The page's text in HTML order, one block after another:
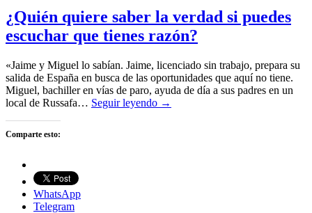
¿Quién quiere saber la verdad si puedes
escuchar que tienes razón?
«Jaime y Miguel lo sabían. Jaime, licenciado sin trabajo, prepara su
salida de España en busca de las oportunidades que aquí no tiene.
Miguel, bachiller en vías de paro, ayuda de día a sus padres en un
local de Russafa… Seguir leyendo →
Comparte esto:
WhatsApp
Telegram